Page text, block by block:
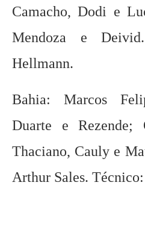
Camacho, Dodi e
Mendoza e
Hellmann.
Bahia: Marcos
Duarte e Rezende;
Thaciano, Cauly e
Arthur Sales.